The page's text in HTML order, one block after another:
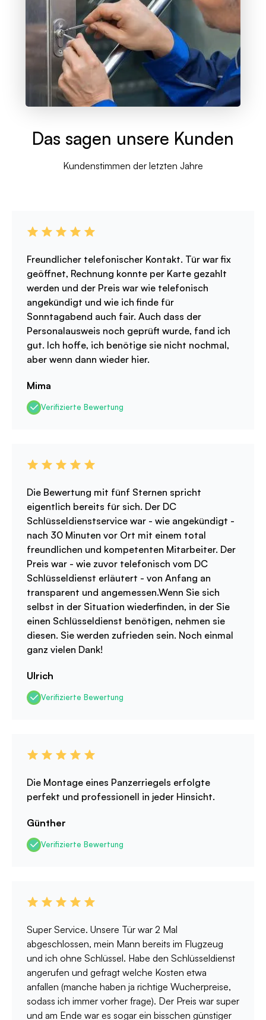
Das sagen unsere Kunden
Kundenstimmen der letzten Jahre
Freundlicher telefonischer Kontakt. Tür war fix
geöffnet, Rechnung konnte per Karte gezahlt
werden und der Preis war wie telefonisch
angekündigt und wie ich finde für
Sonntagabend auch fair. Auch dass der
Personalausweis noch geprüft wurde, fand ich
gut. Ich hoffe, ich benötige sie nicht nochmal,
aber wenn dann wieder hier.
Mima
Verifizierte Bewertung
Die Bewertung mit fünf Sternen spricht
eigentlich bereits für sich. Der DC
Schlüsseldienstservice war - wie angekündigt -
nach 30 Minuten vor Ort mit einem total
freundlichen und kompetenten Mitarbeiter. Der
Preis war - wie zuvor telefonisch vom DC
Schlüsseldienst erläutert - von Anfang an
transparent und angemessen.Wenn Sie sich
selbst in der Situation wiederfinden, in der Sie
einen Schlüsseldienst benötigen, nehmen sie
diesen. Sie werden zufrieden sein. Noch einmal
ganz vielen Dank!
Ulrich
Verifizierte Bewertung
Die Montage eines Panzerriegels erfolgte
perfekt und professionell in jeder Hinsicht.
Günther
Verifizierte Bewertung
Super Service. Unsere Tür war 2 Mal
abgeschlossen, mein Mann bereits im Flugzeug
und ich ohne Schlüssel. Habe den Schlüsseldienst
angerufen und gefragt welche Kosten etwa
anfallen (manche haben ja richtige Wucherpreise,
sodass ich immer vorher frage). Der Preis war super
und am Ende war es sogar ein bisschen günstiger